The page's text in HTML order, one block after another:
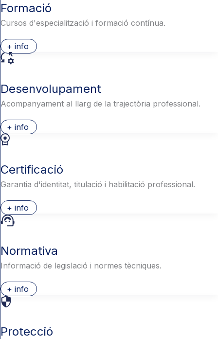
Formació
Cursos d'especialització i formació contínua.
+ info
Desenvolupament
Acompanyament al llarg de la trajectòria professional.
+ info
Certificació
Garantia d'identitat, titulació i habilitació professional.
+ info
Normativa
Informació de legislació i normes tècniques.
+ info
Protecció